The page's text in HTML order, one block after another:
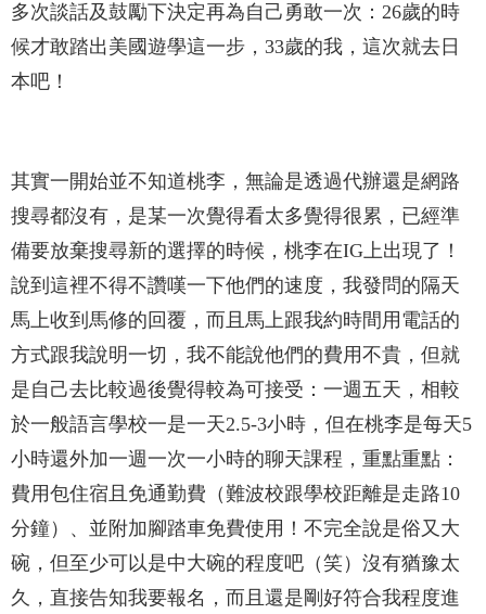
多次談話及鼓勵下決定再為自己勇敢一次：26歲的時
候才敢踏出美國遊學這一步，33歲的我，這次就去日
本吧！
其實一開始並不知道桃李，無論是透過代辦還是網路
搜尋都沒有，是某一次覺得看太多覺得很累，已經準
備要放棄搜尋新的選擇的時候，桃李在IG上出現了！
說到這裡不得不讚嘆一下他們的速度，我發問的隔天
馬上收到馬修的回覆，而且馬上跟我約時間用電話的
方式跟我說明一切，我不能說他們的費用不貴，但就
是自己去比較過後覺得較為可接受：一週五天，相較
於一般語言學校一是一天2.5-3小時，但在桃李是每天5
小時還外加一週一次一小時的聊天課程，重點重點：
費用包住宿且免通勤費（難波校跟學校距離是走路10
分鐘）、並附加腳踏車免費使用！不完全說是俗又大
碗，但至少可以是中大碗的程度吧（笑）沒有猶豫太
久，直接告知我要報名，而且還是剛好符合我程度進